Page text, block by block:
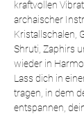
kraftvollen
archaischer
Kristallschalen,
Shruti, Zaphirs
wieder in
Lass dich in
tragen, in dem
entspannen,